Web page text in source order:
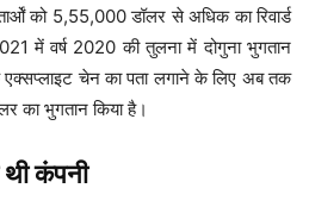
को 5,55,000 डॉलर से अधिक का रिवार्ड
में वर्ष 2020 की तुलना में दोगुना भुगतान
चेन का पता लगाने के लिए अब तक
का भुगतान किया है।
कंपनी